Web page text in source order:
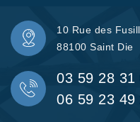
10 Rue des
88100 Saint Die
03 59 28 31
06 59 23 49